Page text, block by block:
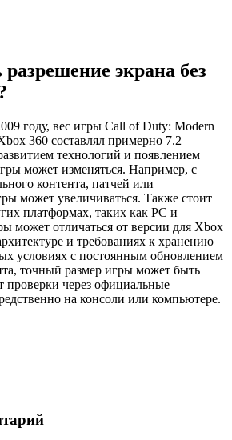
экрана без
году, вес игры Call of Duty: Modern
360 составлял примерно 7.2
технологий и появлением
может изменяться. Например, с
контента, патчей или
может увеличиваться. Также стоит
платформах, таких как PC и
может отличаться от версии для Xbox
и требованиях к хранению
условиях с постоянным обновлением
точный размер игры может быть
проверки через официальные
на консоли или компьютере.